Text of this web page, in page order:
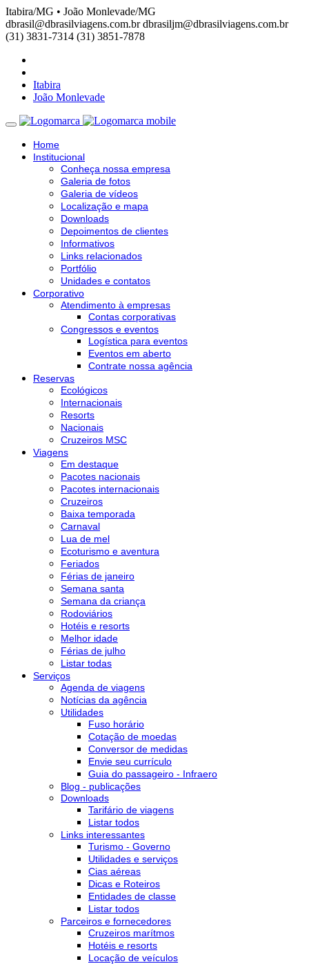
Itabira/MG • João Monlevade/MG
dbrasil@dbrasilviagens.com.br dbrasiljm@dbrasilviagens.com.br
(31) 3831-7314 (31) 3851-7878
Itabira
João Monlevade
Home
Institucional
Conheça nossa empresa
Galeria de fotos
Galeria de vídeos
Localização e mapa
Downloads
Depoimentos de clientes
Informativos
Links relacionados
Portfólio
Unidades e contatos
Corporativo
Atendimento à empresas
Contas corporativas
Congressos e eventos
Logística para eventos
Eventos em aberto
Contrate nossa agência
Reservas
Ecológicos
Internacionais
Resorts
Nacionais
Cruzeiros MSC
Viagens
Em destaque
Pacotes nacionais
Pacotes internacionais
Cruzeiros
Baixa temporada
Carnaval
Lua de mel
Ecoturismo e aventura
Feriados
Férias de janeiro
Semana santa
Semana da criança
Rodoviários
Hotéis e resorts
Melhor idade
Férias de julho
Listar todas
Serviços
Agenda de viagens
Notícias da agência
Utilidades
Fuso horário
Cotação de moedas
Conversor de medidas
Envie seu currículo
Guia do passageiro - Infraero
Blog - publicações
Downloads
Tarifário de viagens
Listar todos
Links interessantes
Turismo - Governo
Utilidades e serviços
Cias aéreas
Dicas e Roteiros
Entidades de classe
Listar todos
Parceiros e fornecedores
Cruzeiros marítmos
Hotéis e resorts
Locação de veículos